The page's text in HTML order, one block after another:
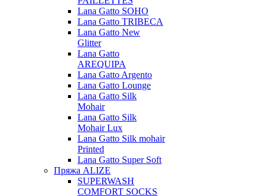
Lana Gatto SOHO
Lana Gatto TRIBECA
Lana Gatto New
Glitter
Lana Gatto
AREQUIPA
Lana Gatto Argento
Lana Gatto Lounge
Lana Gatto Silk
Mohair
Lana Gatto Silk
Mohair Lux
Lana Gatto Silk mohair
Printed
Lana Gatto Super Soft
Пряжа ALIZE
SUPERWASH
COMFORT SOCKS